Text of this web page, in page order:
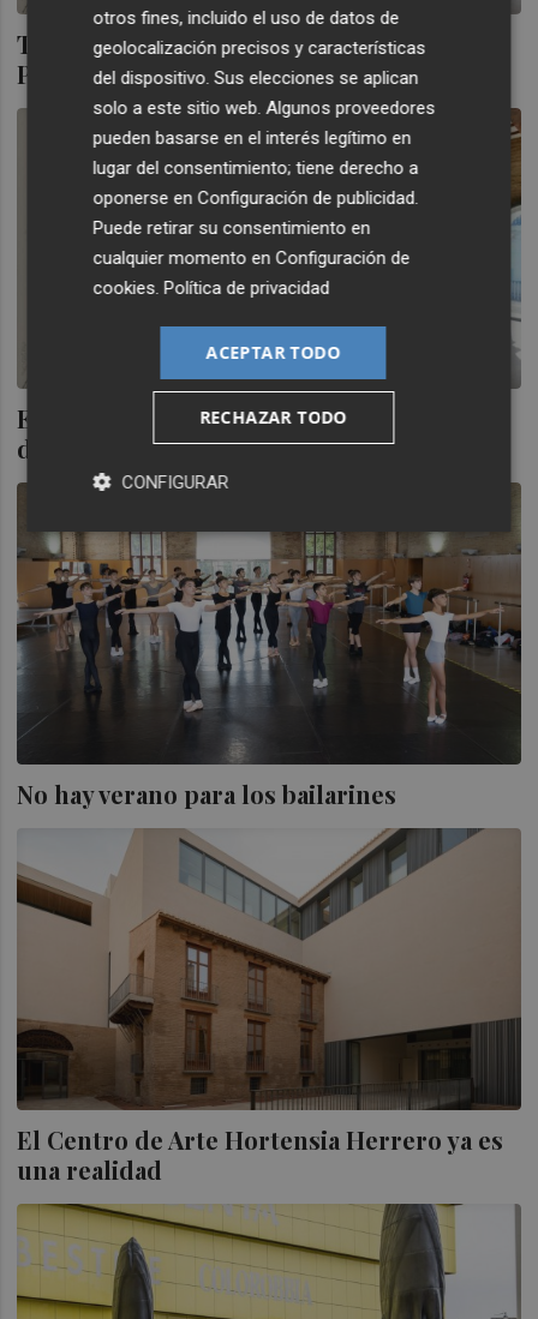
Todas las almas de València caben en el
Palacio de Valeriola
El Centro de Arte Hortensia Herrero
desvela su primer balance de visitas
No hay verano para los bailarines
El Centro de Arte Hortensia Herrero ya es
una realidad
otros fines, incluido el uso de datos de
geolocalización precisos y características
del dispositivo. Sus elecciones se aplican
solo a este sitio web. Algunos proveedores
pueden basarse en el interés legítimo en
lugar del consentimiento; tiene derecho a
oponerse enConfiguración de publicidad
Puede retirar su consentimiento en
cualquier momento enConfiguración de
cookies .Política de privacidad
ACEPTAR TODO
RECHAZAR TODO
CONFIGURAR